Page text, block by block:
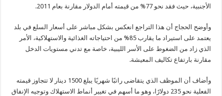
الأجنبية، حيث فقد نحو 77% من قيمته أمام الدولار مقارنة بعام 2011.
وأوضح الحجاج أن هذا التراجع انعكس بشكل مباشر على أسعار السلع في بلد
يعتمد على استيراد ما يقارب 85% من احتياجاته الغذائية والاستهلاكية، الأمر
الذي زاد من الضغوط على الأسر الليبية، خاصة مع تدني مستويات الدخل
مقارنة بارتفاع تكاليف المعيشة.
وأضاف أن الموظف الذي يتقاضى راتبًا شهريًا يبلغ 1500 دينار لا تتجاوز قيمته
الفعلية نحو 235 دولارًا، وهو ما أسهم في تغيير أنماط الاستهلاك وتوجيه الإنفاق